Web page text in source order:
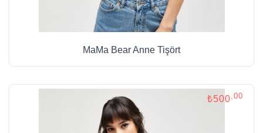
MaMa Bear Anne Tişört
₺500 ,00